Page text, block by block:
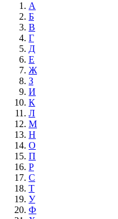
А
Б
В
Г
Д
Е
Ж
З
И
К
Л
М
Н
О
П
Р
С
Т
У
Ф